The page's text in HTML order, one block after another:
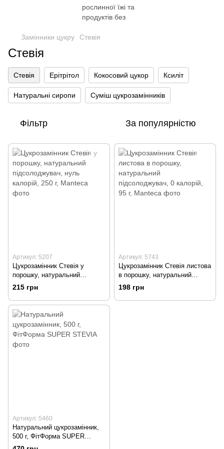
Замінники цукру Стевія
Стевія
Стевія Ерітрітол Кокосовий цукор Ксиліт
Натуральні сиропи Суміш цукрозамінників
Фільтр За популярністю
Артикул: 5207
Цукрозамінник Стевія у
порошку, натуральний
підсолоджувач, нуль калорій,
250 г, Manteca
215 грн
Артикул: 5743
Цукрозамінник Стевія листова
в порошку, натуральний
підсолоджувач, 0 калорій, 95
г, Manteca
198 грн
Артикул: 5460
Натуральний цукрозамінник,
500 г, ФітФорма SUPER
STEVIA